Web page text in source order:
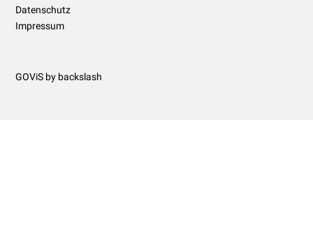
Datenschutz
Impressum
GOViS by backslash